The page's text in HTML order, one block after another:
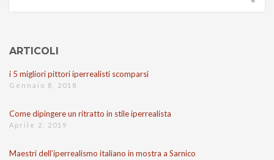
ARTICOLI
i 5 migliori pittori iperrealisti scomparsi
Gennaio 8, 2018
Come dipingere un ritratto in stile iperrealista
Aprile 2, 2019
Maestri dell’iperrealismo italiano in mostra a Sarnico